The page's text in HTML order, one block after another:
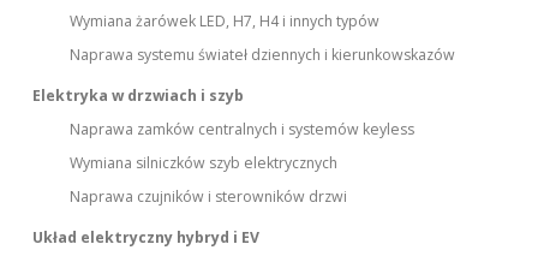
Wymiana żarówek LED, H7, H4 i innych typów
Naprawa systemu świateł dziennych i kierunkowskazów
Elektryka w drzwiach i szyb
Naprawa zamków centralnych i systemów keyless
Wymiana silniczków szyb elektrycznych
Naprawa czujników i sterowników drzwi
Układ elektryczny hybryd i EV